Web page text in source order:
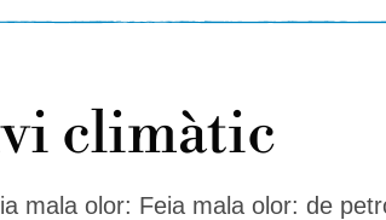
climàtic
mala olor: Feia mala olor: de